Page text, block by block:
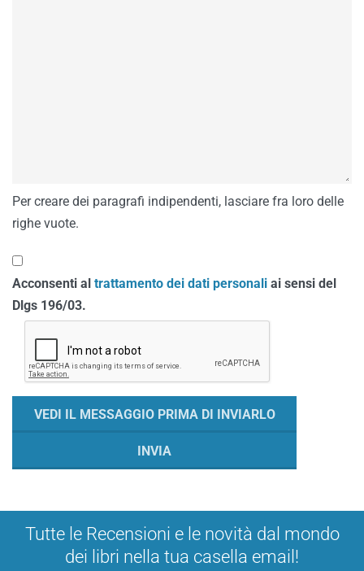
Per creare dei paragrafi indipendenti, lasciare fra loro delle
righe vuote.
Acconsenti al trattamento dei dati personali ai sensi del
Dlgs 196/03.
Tutte le Recensioni e le novità dal mondo
dei libri nella tua casella email!